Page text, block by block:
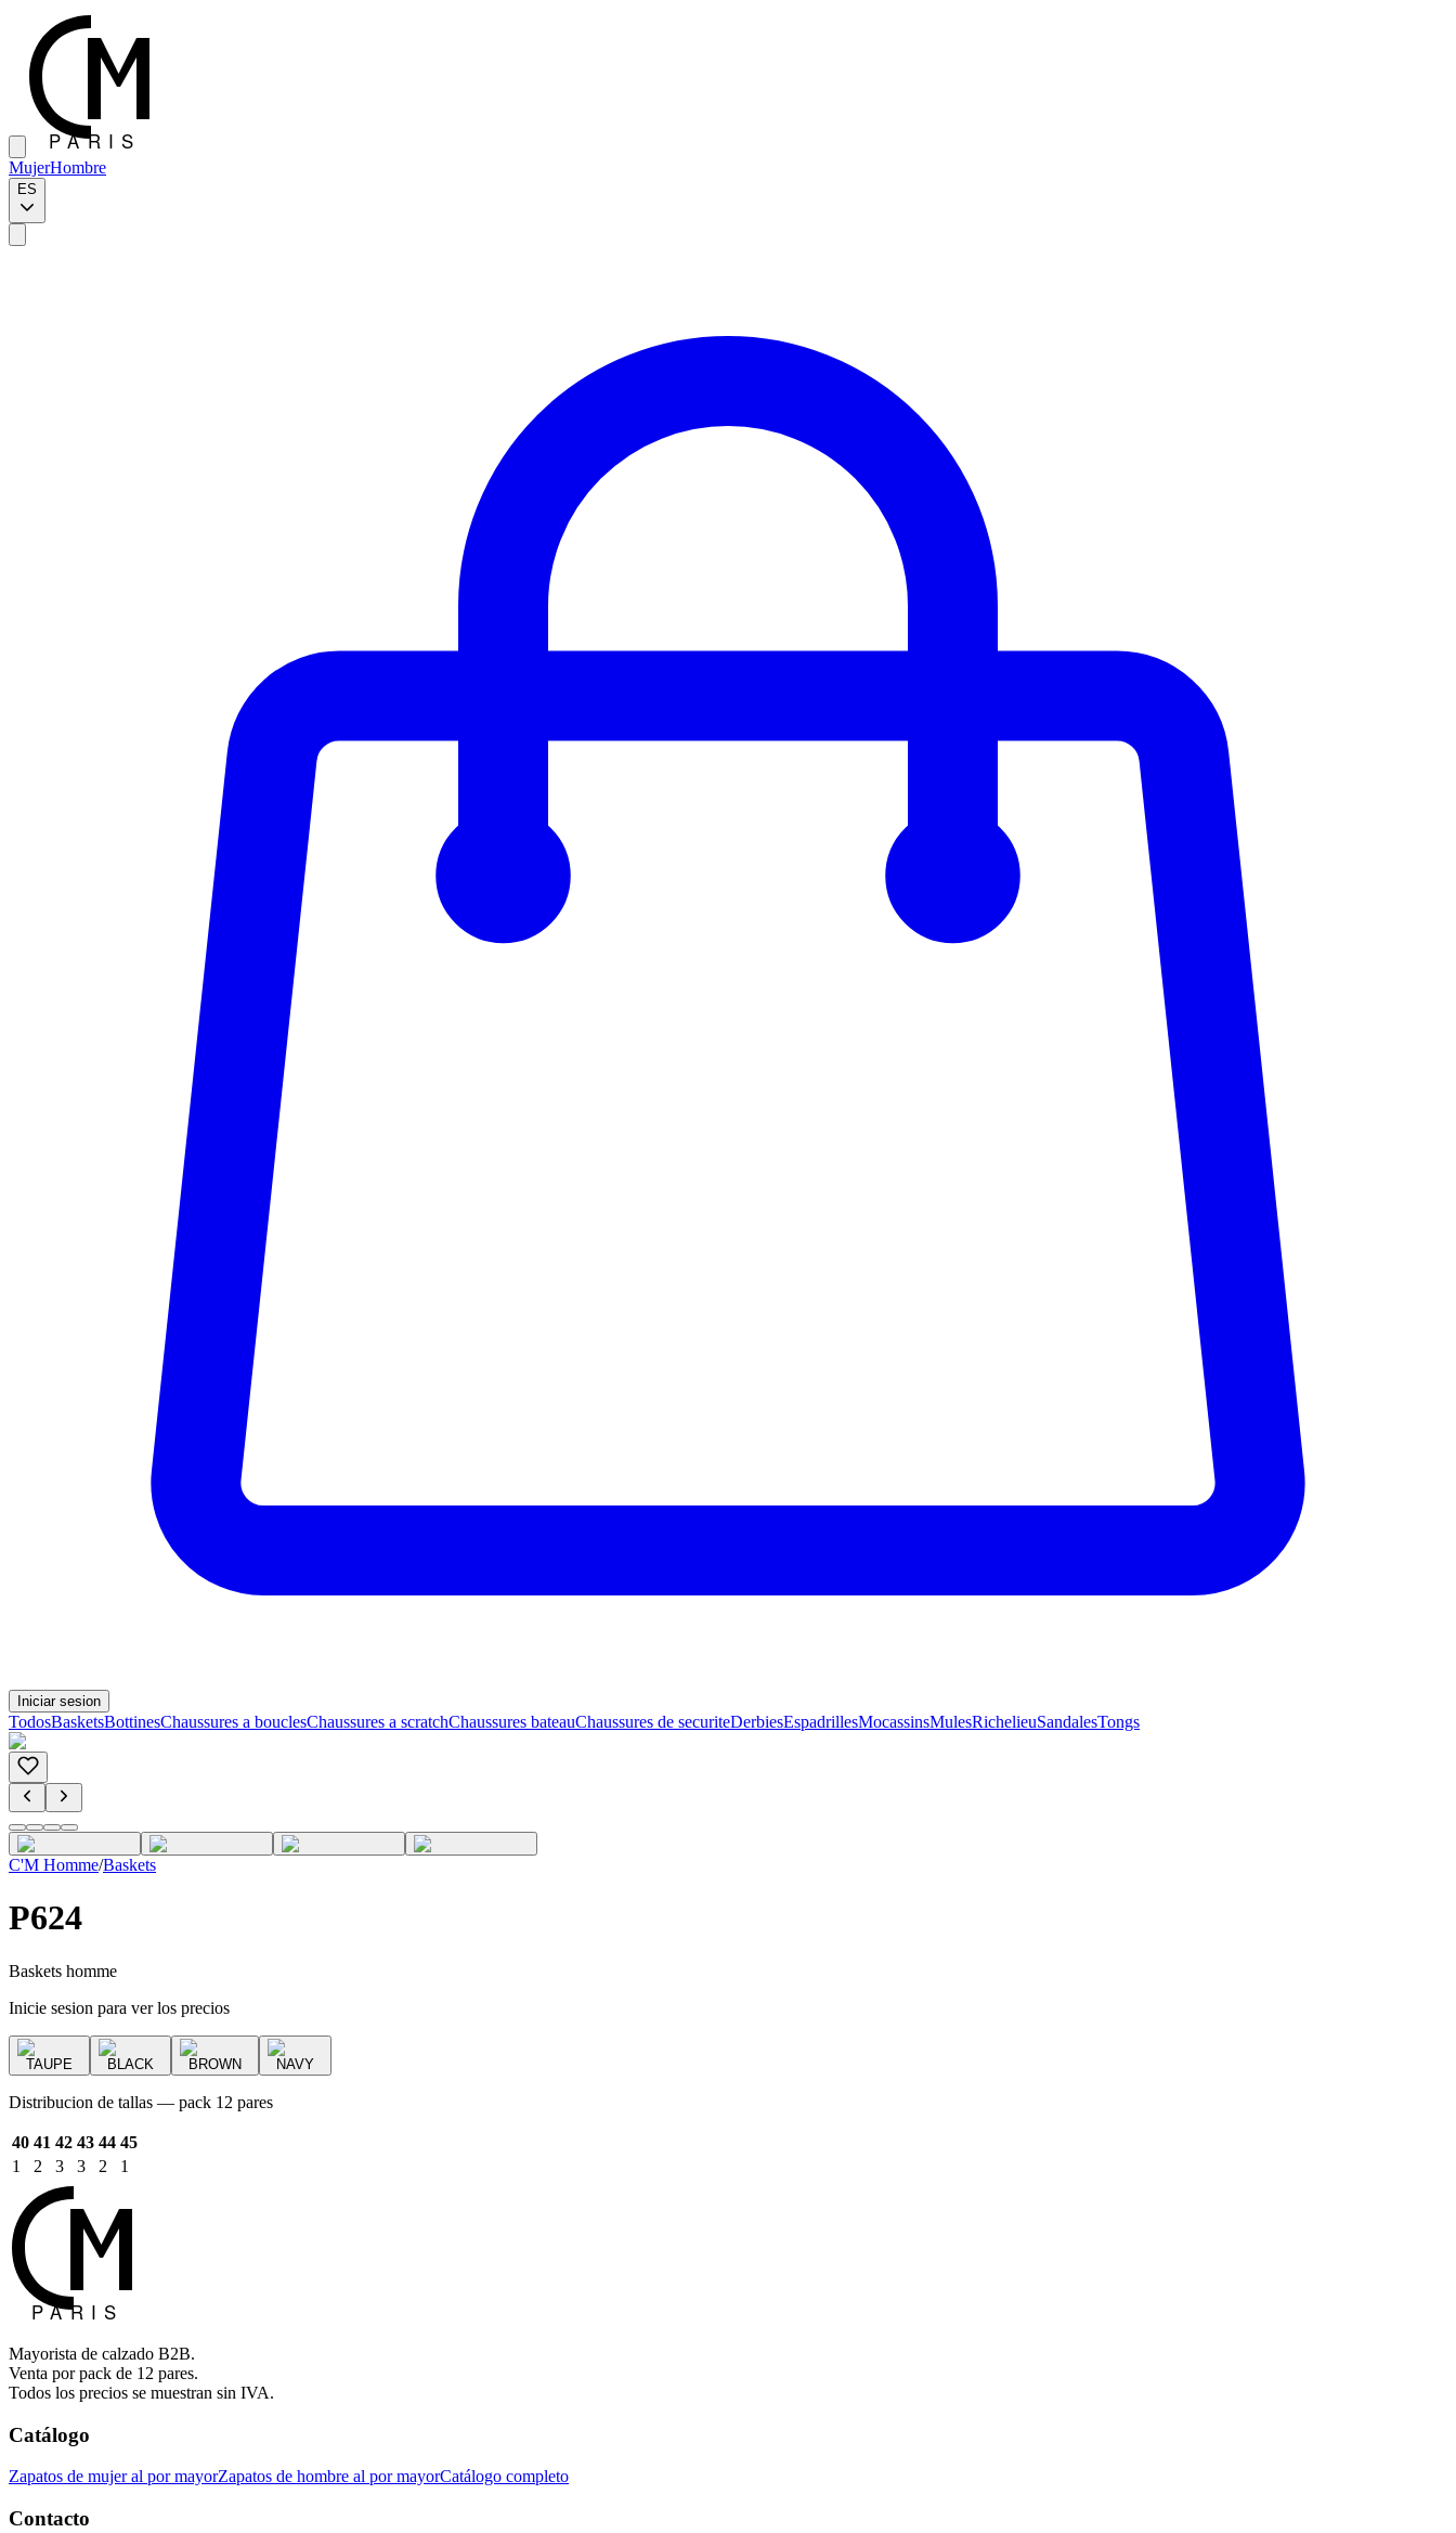
MujerHombre
ES
Iniciar sesion
TodosBasketsBottinesChaussures a bouclesChaussures a scratchChaussures bateauChaussures de securiteDerbiesEspadrillesMocassinsMulesRichelieuSandalesTongs
C'M Homme/Baskets
P624
Baskets homme
Inicie sesion para ver los precios
TAUPE BLACK BROWN NAVY
Distribucion de tallas — pack 12 pares
40 41 42 43 44 45
1
2 3 3 2 1
Mayorista de calzado B2B.
Venta por pack de 12 pares.
Todos los precios se muestran sin IVA.
Catálogo
Zapatos de mujer al por mayorZapatos de hombre al por mayorCatálogo completo
Contacto